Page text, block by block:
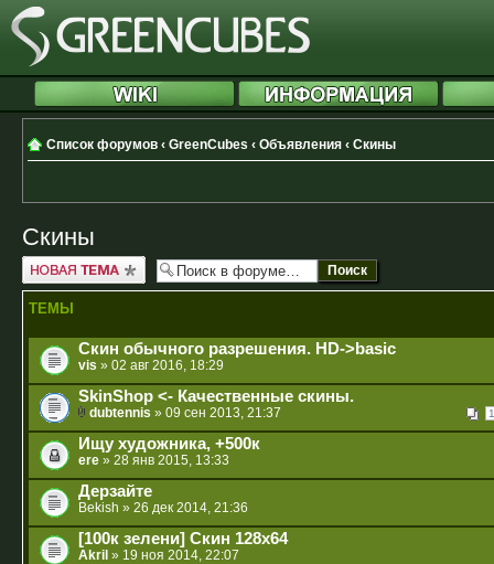
Список форумов ‹ GreenCubes ‹ Объявления ‹ Скины
Скины
Новая тема
ТЕМЫ
Скин обычного разрешения. HD->basic
vis » 02 авг 2016, 18:29
SkinShop <- Качественные скины.
1
dubtennis » 09 сен 2013, 21:37
Ищу художника, +500к
ere » 28 янв 2015, 13:33
Дерзайте
Bekish » 26 дек 2014, 21:36
[100к зелени] Скин 128x64
Akril » 19 ноя 2014, 22:07